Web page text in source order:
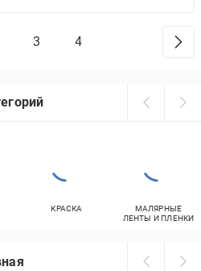
3 4
КРАСКА
МАЛЯРНЫЕ
ЛЕНТЫ И ПЛЕНКИ